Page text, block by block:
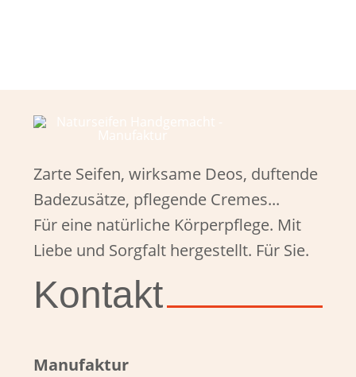
Zarte Seifen, wirksame Deos, duftende
Badezusätze, pflegende Cremes...
Für eine natürliche Körperpflege. Mit
Liebe und Sorgfalt hergestellt. Für Sie.
Kontakt
Manufaktur